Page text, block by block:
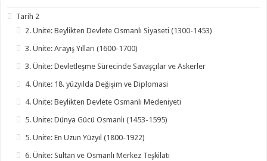
Tarih 2
2. Ünite: Beylikten Devlete Osmanlı Siyaseti (1300-1453)
3. Ünite: Arayış Yılları (1600-1700)
3. Ünite: Devletleşme Sürecinde Savaşçılar ve Askerler
4. Ünite: 18. yüzyılda Değişim ve Diplomasi
4. Ünite: Beylikten Devlete Osmanlı Medeniyeti
5. Ünite: Dünya Gücü Osmanlı (1453-1595)
5. Ünite: En Uzun Yüzyıl (1800-1922)
6. Ünite: Sultan ve Osmanlı Merkez Teşkilatı